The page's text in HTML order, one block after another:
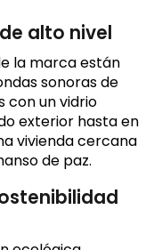
alto nivel
la marca están
sonoras de
con un vidrio
exterior hasta en
vivienda cercana
de paz.